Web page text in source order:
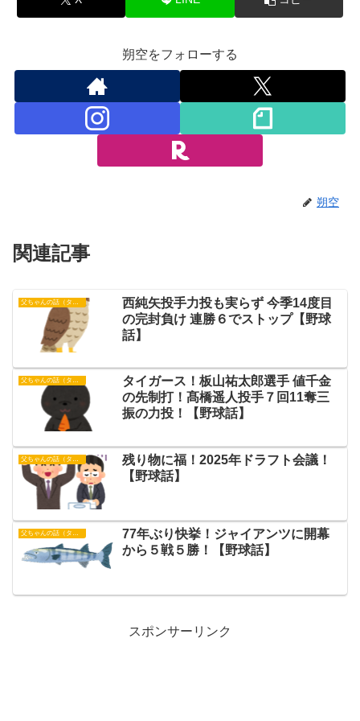
朔空をフォローする
朔空
関連記事
西純矢投手力投も実らず 今季14度目
の完封負け 連勝６でストップ【野球
話】
父ちゃんの話（タイガース）
タイガース！板山祐太郎選手 値千金
の先制打！髙橋遥人投手７回11奪三
振の力投！【野球話】
父ちゃんの話（タイガース）
残り物に福！2025年ドラフト会議！
【野球話】
父ちゃんの話（タイガース）
77年ぶり快挙！ジャイアンツに開幕
から５戦５勝！【野球話】
スポンサーリンク